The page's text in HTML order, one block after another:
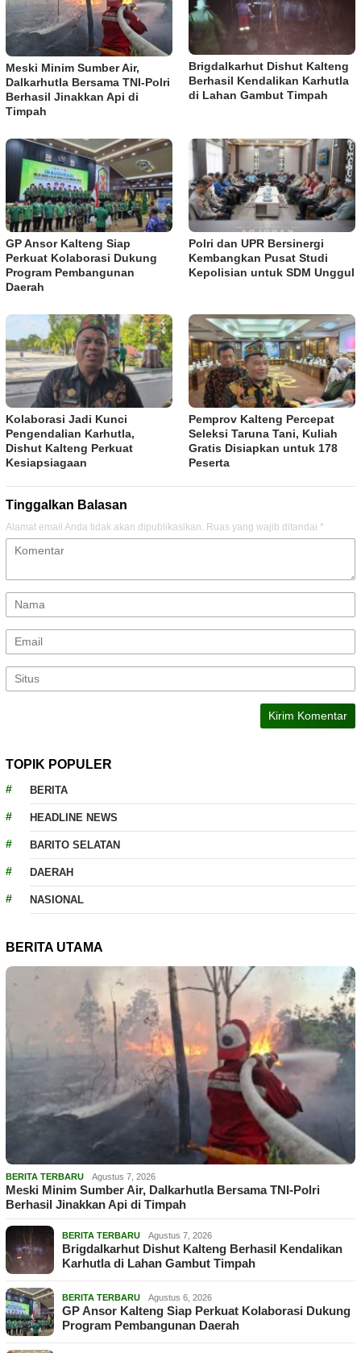
Meski Minim Sumber Air,
Dalkarhutla Bersama TNI-Polri
Berhasil Jinakkan Api di
Timpah
Brigdalkarhut Dishut Kalteng
Berhasil Kendalikan Karhutla
di Lahan Gambut Timpah
GP Ansor Kalteng Siap
Perkuat Kolaborasi Dukung
Program Pembangunan
Daerah
Polri dan UPR Bersinergi
Kembangkan Pusat Studi
Kepolisian untuk SDM Unggul
Kolaborasi Jadi Kunci
Pengendalian Karhutla,
Dishut Kalteng Perkuat
Kesiapsiagaan
Pemprov Kalteng Percepat
Seleksi Taruna Tani, Kuliah
Gratis Disiapkan untuk 178
Peserta
Tinggalkan Balasan
Alamat email Anda tidak akan dipublikasikan. Ruas yang wajib ditandai *
TOPIK POPULER
BERITA
HEADLINE NEWS
BARITO SELATAN
DAERAH
NASIONAL
BERITA UTAMA
BERITA TERBARU Agustus 7, 2026
Meski Minim Sumber Air, Dalkarhutla Bersama TNI-Polri
Berhasil Jinakkan Api di Timpah
BERITA TERBARU Agustus 7, 2026
Brigdalkarhut Dishut Kalteng Berhasil Kendalikan
Karhutla di Lahan Gambut Timpah
BERITA TERBARU Agustus 6, 2026
GP Ansor Kalteng Siap Perkuat Kolaborasi Dukung
Program Pembangunan Daerah